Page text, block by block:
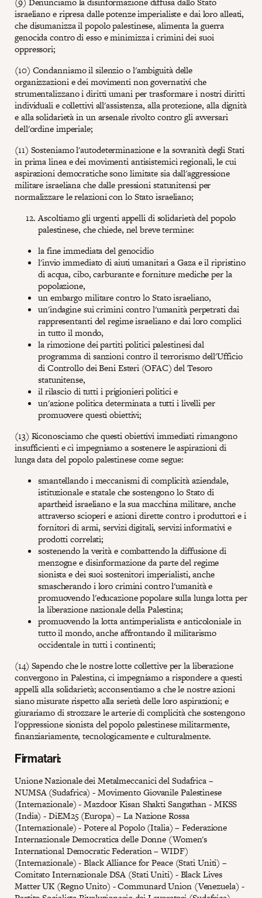
israeliano e ripresa dalle potenze imperialiste e dai loro alleati,
che disumanizza il popolo palestinese, alimenta la guerra
genocida contro di esso e minimizza i crimini dei suoi
oppressori;
(10) Condanniamo il silenzio o l'ambiguità delle
organizzazioni e dei movimenti non governativi che
strumentalizzano i diritti umani per trasformare i nostri diritti
individuali e collettivi all'assistenza, alla protezione, alla dignità
e alla solidarietà in un arsenale rivolto contro gli avversari
dell'ordine imperiale;
(11) Sosteniamo l'autodeterminazione e la sovranità degli Stati
in prima linea e dei movimenti antisistemici regionali, le cui
aspirazioni democratiche sono limitate sia dall'aggressione
militare israeliana che dalle pressioni statunitensi per
normalizzare le relazioni con lo Stato israeliano;
Ascoltiamo gli urgenti appelli di solidarietà del popolo
palestinese, che chiede, nel breve termine:
la fine immediata del genocidio
l'invio immediato di aiuti umanitari a Gaza e il ripristino
di acqua, cibo, carburante e forniture mediche per la
popolazione,
un embargo militare contro lo Stato israeliano,
un'indagine sui crimini contro l'umanità perpetrati dai
rappresentanti del regime israeliano e dai loro complici
in tutto il mondo,
la rimozione dei partiti politici palestinesi dal
programma di sanzioni contro il terrorismo dell'Ufficio
di Controllo dei Beni Esteri (OFAC) del Tesoro
statunitense,
il rilascio di tutti i prigionieri politici e
un'azione politica determinata a tutti i livelli per
promuovere questi obiettivi;
(13) Riconosciamo che questi obiettivi immediati rimangono
insufficienti e ci impegniamo a sostenere le aspirazioni di
lunga data del popolo palestinese come segue:
smantellando i meccanismi di complicità aziendale,
istituzionale e statale che sostengono lo Stato di
apartheid israeliano e la sua macchina militare, anche
attraverso scioperi e azioni dirette contro i produttori e i
fornitori di armi, servizi digitali, servizi informativi e
prodotti correlati;
sostenendo la verità e combattendo la diffusione di
menzogne e disinformazione da parte del regime
sionista e dei suoi sostenitori imperialisti, anche
smascherando i loro crimini contro l'umanità e
promuovendo l'educazione popolare sulla lunga lotta per
la liberazione nazionale della Palestina;
promuovendo la lotta antimperialista e anticoloniale in
tutto il mondo, anche affrontando il militarismo
occidentale in tutti i continenti;
(14) Sapendo che le nostre lotte collettive per la liberazione
convergono in Palestina, ci impegniamo a rispondere a questi
appelli alla solidarietà; acconsentiamo a che le nostre azioni
siano misurate rispetto alla serietà delle loro aspirazioni; e
giurariamo di strozzare le arterie di complicità che sostengono
l'oppressione sionista del popolo palestinese militarmente,
finanziariamente, tecnologicamente e culturalmente.
Firmatari:
Unione Nazionale dei Metalmeccanici del Sudafrica –
NUMSA (Sudafrica) - Movimento Giovanile Palestinese
(Internazionale) - Mazdoor Kisan Shakti Sangathan - MKSS
(India) - DiEM25 (Europa) – La Nazione Rossa
(Internazionale) - Potere al Popolo (Italia) – Federazione
Internazionale Democratica delle Donne (Women's
International Democratic Federation – WIDF)
(Internazionale) - Black Alliance for Peace (Stati Uniti) –
Comitato Internazionale DSA (Stati Uniti) - Black Lives
Matter UK (Regno Unito) - Communard Union (Venezuela) -